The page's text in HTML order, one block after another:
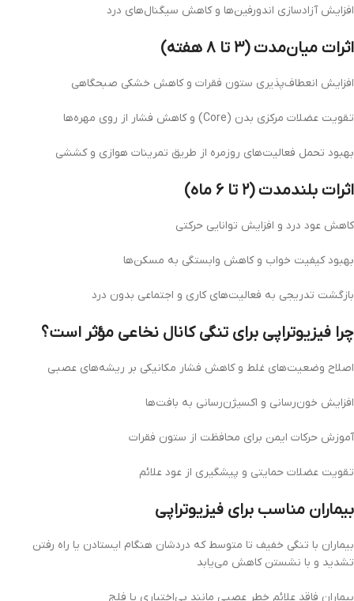
افزایش آزادسازی اندورفین‌ها و کاهش سیگنال‌های درد
اثرات میان‌مدت (۳ تا ۸ هفته)
افزایش انعطاف‌پذیری ستون فقرات و کاهش خشکی صبحگاهی
تقویت عضلات مرکزی بدن (Core) و کاهش فشار از روی مهره‌ها
بهبود تحمل فعالیت‌های روزمره از طریق تمرینات هوازی و کششی
اثرات بلندمدت (۲ تا ۶ ماه)
کاهش عود درد و افزایش توانایی حرکتی
بهبود کیفیت خواب و کاهش وابستگی به مسکن‌ها
بازگشت تدریجی به فعالیت‌های کاری و اجتماعی بدون درد
چرا فیزیوتراپی برای تنگی کانال نخاعی مؤثر است؟
اصلاح وضعیت‌های غلط و کاهش فشار مکانیکی بر ریشه‌های عصبی
افزایش خون‌رسانی و اکسیژن‌رسانی به بافت‌ها
آموزش حرکات ایمن برای محافظت از ستون فقرات
تقویت عضلات حمایتی و پیشگیری از عود علائم
بیماران مناسب برای فیزیوتراپی
بیماران با تنگی خفیف تا متوسط که دردشان هنگام ایستادن یا راه رفتن
تشدید و با نشستن کاهش می‌یابد
بیماران فاقد علائم خطر عصبی مانند بی‌اختیاری یا فلج